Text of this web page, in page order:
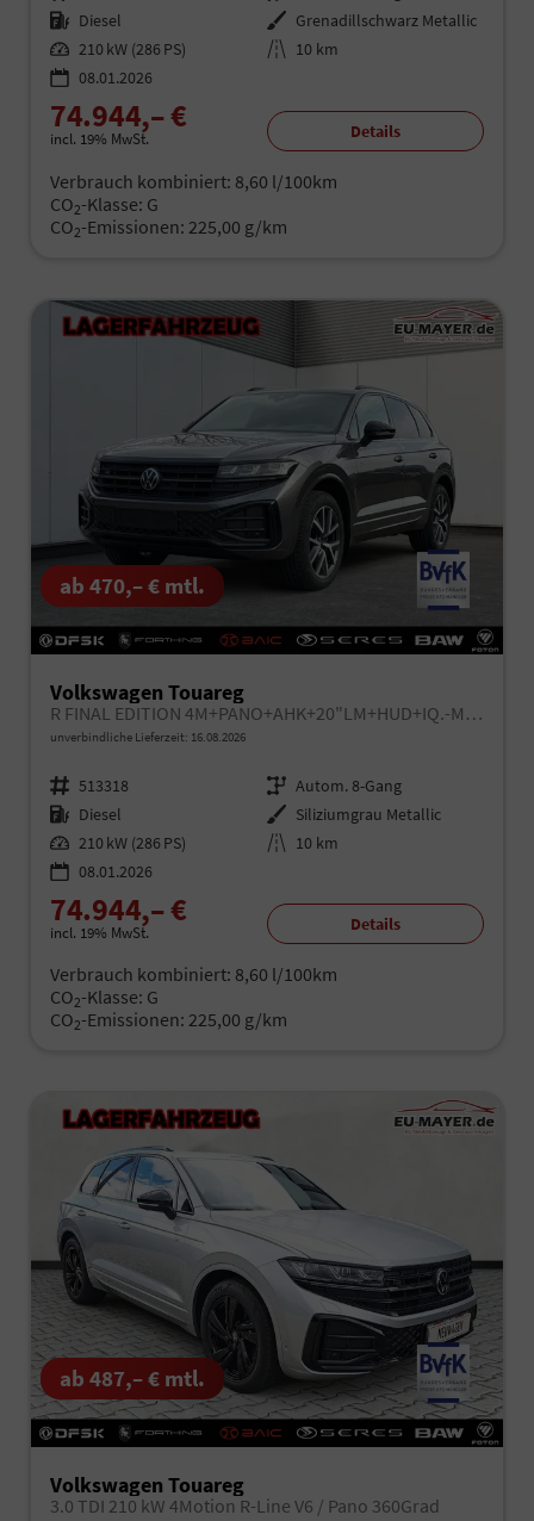
Kraftstoff Diesel Außenfarbe Grenadillschwarz Metallic
Leistung 210 kW (286 PS) Kilometerstand 10 km
08.01.2026
74.944,– €
incl. 19% MwSt. Details
Verbrauch kombiniert: 8,60 l/100km
CO2-Klasse: G
CO2-Emissionen: 225,00 g/km
ab 470,– € mtl.
Volkswagen Touareg
R FINAL EDITION 4M+PANO+AHK+20"LM+HUD+IQ.-MATRIX-LED
unverbindliche Lieferzeit: 16.08.2026
Fahrzeugnr. 513318 Getriebe Autom. 8-Gang
Kraftstoff Diesel Außenfarbe Siliziumgrau Metallic
Leistung 210 kW (286 PS) Kilometerstand 10 km
08.01.2026
74.944,– €
incl. 19% MwSt. Details
Verbrauch kombiniert: 8,60 l/100km
CO2-Klasse: G
CO2-Emissionen: 225,00 g/km
ab 487,– € mtl.
Volkswagen Touareg
3.0 TDI 210 kW 4Motion R-Line V6 / Pano 360Grad